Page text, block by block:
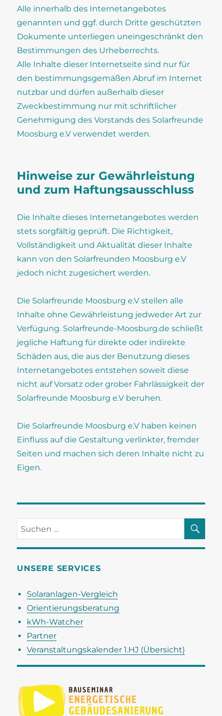
Alle innerhalb des Internetangebotes
genannten und ggf. durch Dritte geschützten
Dokumente unterliegen uneingeschränkt den
Bestimmungen des Urheberrechts.
Alle Inhalte dieser Internetseite sind nur für
den bestimmungsgemäßen Abruf im Internet
nutzbar und dürfen außerhalb dieser
Zweckbestimmung nur mit schriftlicher
Genehmigung des Vorstands des Solarfreunde
Moosburg e.V verwendet werden.
Hinweise zur Gewährleistung
und zum Haftungsausschluss
Die Inhalte dieses Internetangebotes werden
stets sorgfältig geprüft. Die Richtigkeit,
Vollständigkeit und Aktualität dieser Inhalte
kann von den Solarfreunden Moosburg e.V
jedoch nicht zugesichert werden.
Die Solarfreunde Moosburg e.V stellen alle
Inhalte ohne Gewährleistung jedweder Art zur
Verfügung. Solarfreunde-Moosburg.de schließt
jegliche Haftung für direkte oder indirekte
Schäden aus, die aus der Benutzung dieses
Internetangebotes entstehen soweit diese
nicht auf Vorsatz oder grober Fahrlässigkeit der
Solarfreunde Moosburg e.V beruhen.
Die Solarfreunde Moosburg e.V haben keinen
Einfluss auf die Gestaltung verlinkter, fremder
Seiten und machen sich deren Inhalte nicht zu
Eigen.
Suchen
nach:
UNSERE SERVICES
Solaranlagen-Vergleich
Orientierungsberatung
kWh-Watcher
Partner
Veranstaltungskalender 1.HJ (Übersicht)